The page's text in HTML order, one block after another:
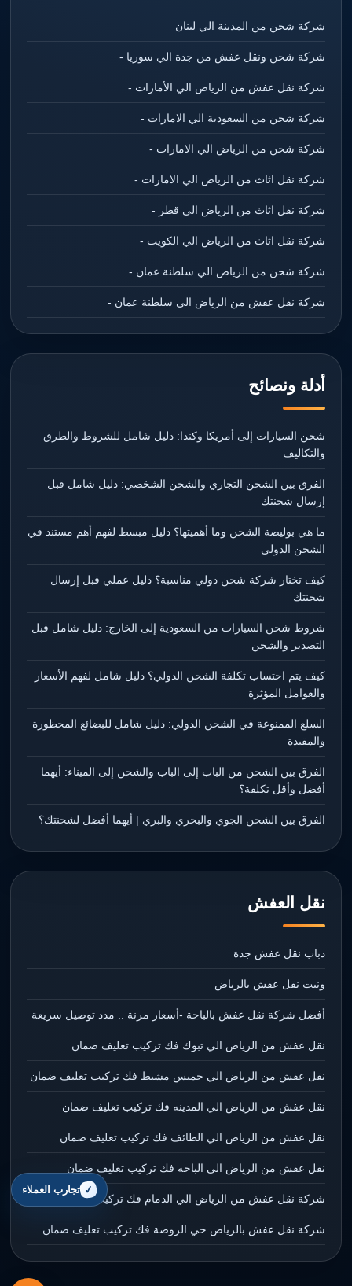
شركة شحن من المدينة الي لبنان
شركة شحن ونقل عفش من جدة الي سوريا -
شركة نقل عفش من الرياض الي الأمارات -
شركة شحن من السعودية الي الامارات -
شركة شحن من الرياض الي الامارات -
شركة نقل اثاث من الرياض الي الامارات -
شركة نقل اثاث من الرياض الي قطر -
شركة نقل اثاث من الرياض الي الكويت -
شركة شحن من الرياض الي سلطنة عمان -
شركة نقل عفش من الرياض الي سلطنة عمان -
أدلة ونصائح
شحن السيارات إلى أمريكا وكندا: دليل شامل للشروط والطرق
والتكاليف
الفرق بين الشحن التجاري والشحن الشخصي: دليل شامل قبل
إرسال شحنتك
ما هي بوليصة الشحن وما أهميتها؟ دليل مبسط لفهم أهم مستند في
الشحن الدولي
كيف تختار شركة شحن دولي مناسبة؟ دليل عملي قبل إرسال
شحنتك
شروط شحن السيارات من السعودية إلى الخارج: دليل شامل قبل
التصدير والشحن
كيف يتم احتساب تكلفة الشحن الدولي؟ دليل شامل لفهم الأسعار
والعوامل المؤثرة
السلع الممنوعة في الشحن الدولي: دليل شامل للبضائع المحظورة
والمقيدة
الفرق بين الشحن من الباب إلى الباب والشحن إلى الميناء: أيهما
أفضل وأقل تكلفة؟
الفرق بين الشحن الجوي والبحري والبري | أيهما أفضل لشحنتك؟
نقل العفش
دباب نقل عفش جدة
ونيت نقل عفش بالرياض
أفضل شركة نقل عفش بالباحة -أسعار مرنة .. مدد توصيل سريعة
نقل عفش من الرياض الي تبوك فك تركيب تعليف ضمان
نقل عفش من الرياض الي خميس مشيط فك تركيب تعليف ضمان
نقل عفش من الرياض الي المدينه فك تركيب تعليف ضمان
نقل عفش من الرياض الي الطائف فك تركيب تعليف ضمان
نقل عفش من الرياض الي الباحه فك تركيب تعليف ضمان
شركة نقل عفش من الرياض الي الدمام فك تركيب تعليف ضمان
شركة نقل عفش بالرياض حي الروضة فك تركيب تعليف ضمان
تجارب العملاء